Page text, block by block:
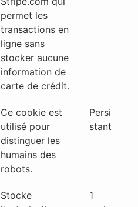
permet les
transactions en
ligne sans
stocker aucune
information de
carte de crédit.
Ce cookie est
utilisé pour
distinguer les
humains des
robots.
Persi
stant
Stocke
1